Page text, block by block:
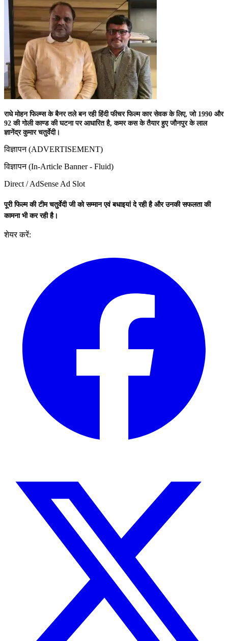
राधे मोहन फिल्म्स के बैनर तले बन रही हिंदी फीचर फिल्म कार सेवक के लिए, जो 1990 और
92 की गोली काण्ड की घटना पर आधारित है, कमर कस के तैयार हुए जौनपुर के लाल
ज्ञानेंद्र कुमार चतुर्वेदी।
विज्ञापन (ADVERTISEMENT)
विज्ञापन (In-Article Banner - Fluid)
Direct / AdSense Ad Slot
पूरी फिल्म की टीम चतुर्वेदी जी को सम्मान एवं बधाइयां दे रही है और उनकी सफलता की
कामना भी कर रही है।
शेयर करें: